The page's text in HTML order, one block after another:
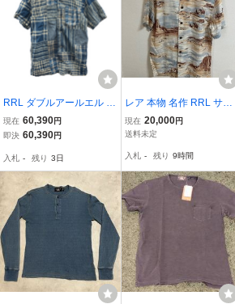
RRL ダブルアールエル 7
82959642001 インディゴ
コットン×リネン チェッ
ラーシャツ XS メンズ
現在 60,390円
即決 60,390円
入札 - 残り 3日
レア 本物 名作 RRL サウ
スウエスタン カウボーイ
柄 アロハ ハワイアン シ
ルアールエル ラルフロー
レン
現在 20,000円
送料未定
入札 - 残り 9時間